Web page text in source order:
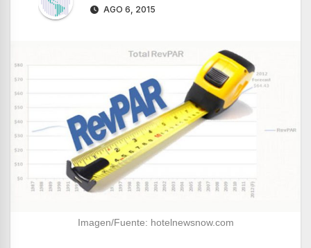
AGO 6, 2015
Imagen/Fuente: hotelnewsnow.com